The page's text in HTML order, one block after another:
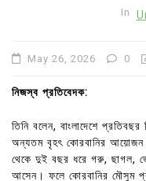
In
May 26, 2026 0
নিজস্ব প্রতিবেদক:
তিনি বলেন, বাংলাদেশে
অন্যতম বৃহৎ কোরবানির
থেকে দুই বছর ধরে গরু, ছাগল,
আসেন। ফলে কোরবানির মৌসুম